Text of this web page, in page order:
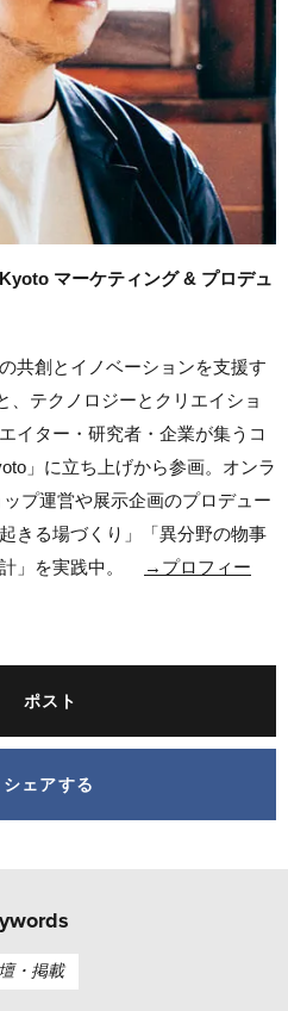
マーケティング & プロデュ
共創とイノベーションを支援す
、テクノロジーとクリエイショ
イター・研究者・企業が集うコ
」に立ち上げから参画。オンラ
プ運営や展示企画のプロデュー
きる場づくり」「異分野の物事
」を実践中。
→プロフィー
ポスト
シェアする
・掲載